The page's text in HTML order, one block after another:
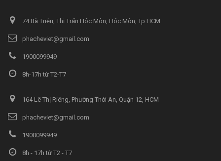
74 Bà Triệu, Thị Trấn Hóc Môn, Hóc Môn, Tp.HCM
phacheviet@gmail.com
1900099949
8h-17h từ T2-T7
164 Lê Thị Riêng, Phường Thới An, Quận 12, HCM
phacheviet@gmail.com
1900099949
8h - 17h từ T2 - T7